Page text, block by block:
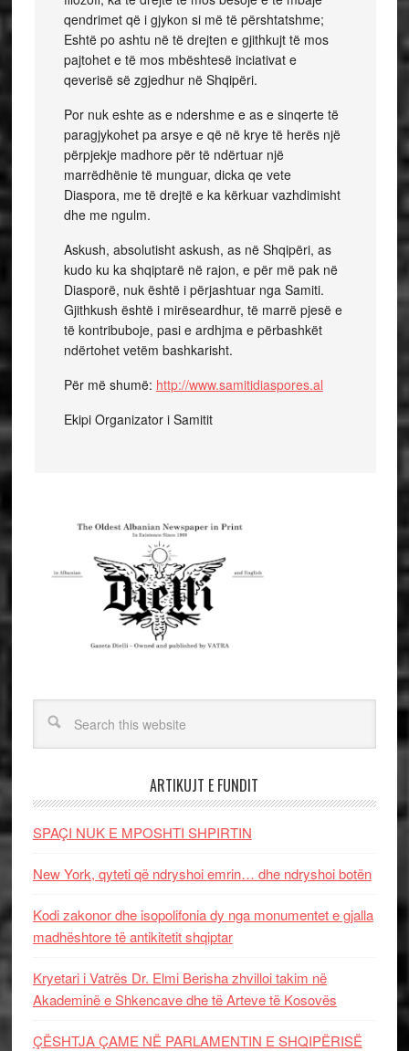
qendrimet që i gjykon si më të përshtatshme;
Eshtë po ashtu në të drejten e gjithkujt të mos
pajtohet e të mos mbështesë inciativat e
qeverisë së zgjedhur në Shqipëri.
Por nuk eshte as e ndershme e as e sinqerte të
paragjykohet pa arsye e që në krye të herës një
përpjekje madhore për të ndërtuar një
marrëdhënie të munguar, dicka qe vete
Diaspora, me të drejtë e ka kërkuar vazhdimisht
dhe me ngulm.
Askush, absolutisht askush, as në Shqipëri, as
kudo ku ka shqiptarë në rajon, e për më pak në
Diasporë, nuk është i përjashtuar nga Samiti.
Gjithkush është i mirëseardhur, të marrë pjesë e
të kontribuboje, pasi e ardhjma e përbashkët
ndërtohet vetëm bashkarisht.
Për më shumë: http://www.samitidiaspores.al
Ekipi Organizator i Samitit
ARTIKUJT E FUNDIT
SPAÇI NUK E MPOSHTI SHPIRTIN
New York, qyteti që ndryshoi emrin… dhe ndryshoi botën
Kodi zakonor dhe isopolifonia dy nga monumentet e gjalla
madhështore të antikitetit shqiptar
Kryetari i Vatrës Dr. Elmi Berisha zhvilloi takim në
Akademinë e Shkencave dhe të Arteve të Kosovës
ÇËSHTJA ÇAME NË PARLAMENTIN E SHQIPËRISË